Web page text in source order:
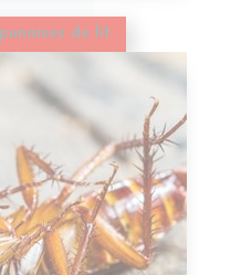
de lit